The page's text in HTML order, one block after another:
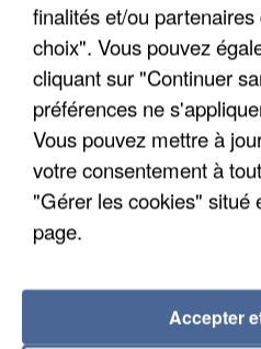
6 août 2026
Gabriel Attal et Raphaël
ingérences...
Sollicité, Sébastien
commun" avec les partis
finalités et/ou
choix". Vous pouvez
cliquant sur "Continuer
préférences ne
Vous pouvez mettre à
votre consentement à
"Gérer les cookies" situé
page.
Accepter